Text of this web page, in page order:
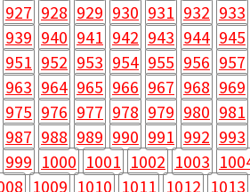
927 928 929 930 931 932 933
939 940 941 942 943 944 945
951 952 953 954 955 956 957
963 964 965 966 967 968 969
975 976 977 978 979 980 981
987 988 989 990 991 992 993
999 1000 1001 1002 1003
1009 1010 1011 1012 1013